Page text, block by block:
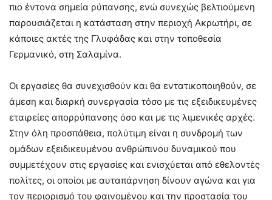
πιο έντονα σημεία ρύπανσης, ενώ συνεχώς βελτιούμενη
παρουσιάζεται η κατάσταση στην περιοχή Ακρωτήρι, σε
κάποιες ακτές της Γλυφάδας και στην τοποθεσία
Γερμανικό, στη Σαλαμίνα.
Οι εργασίες θα συνεχισθούν και θα εντατικοποιηθούν, σε
άμεση και διαρκή συνεργασία τόσο με τις εξειδικευμένες
εταιρείες απορρύπανσης όσο και με τις λιμενικές αρχές.
Στην όλη προσπάθεια, πολύτιμη είναι η συνδρομή των
ομάδων εξειδικευμένου ανθρώπινου δυναμικού που
συμμετέχουν στις εργασίες και ενισχύεται από εθελοντές
πολίτες, οι οποίοι με αυταπάρνηση δίνουν αγώνα και για
τον περιορισμό του φαινομένου και την προστασία του